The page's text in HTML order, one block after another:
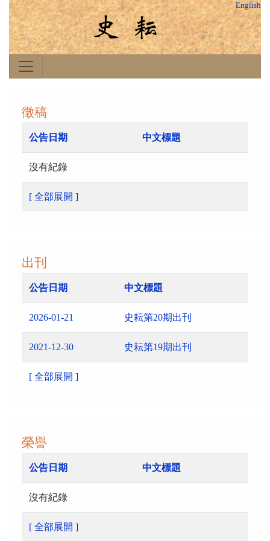
English
徵稿
公告日期 中文標題
沒有紀錄
[ 全部展開 ]
出刊
公告日期 中文標題
2026-01-21 史耘第20期出刊
2021-12-30 史耘第19期出刊
[ 全部展開 ]
榮譽
公告日期 中文標題
沒有紀錄
[ 全部展開 ]